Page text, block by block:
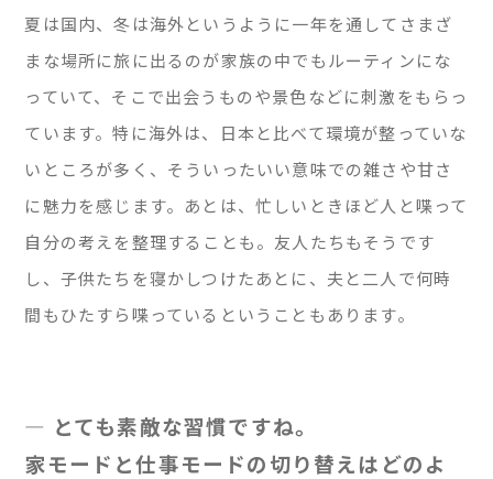
夏は国内、冬は海外というように一年を通してさまざ
まな場所に旅に出るのが家族の中でもルーティンにな
っていて、そこで出会うものや景色などに刺激をもらっ
ています。特に海外は、日本と比べて環境が整っていな
いところが多く、そういったいい意味での雑さや甘さ
に魅力を感じます。あとは、忙しいときほど人と喋って
自分の考えを整理することも。友人たちもそうです
し、子供たちを寝かしつけたあとに、夫と二人で何時
間もひたすら喋っているということもあります。
— とても素敵な習慣ですね。
家モードと仕事モードの切り替えはどのよ